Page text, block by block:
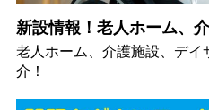
新設情報！老人ホーム、
老人ホーム、介護施設、デイ
介！